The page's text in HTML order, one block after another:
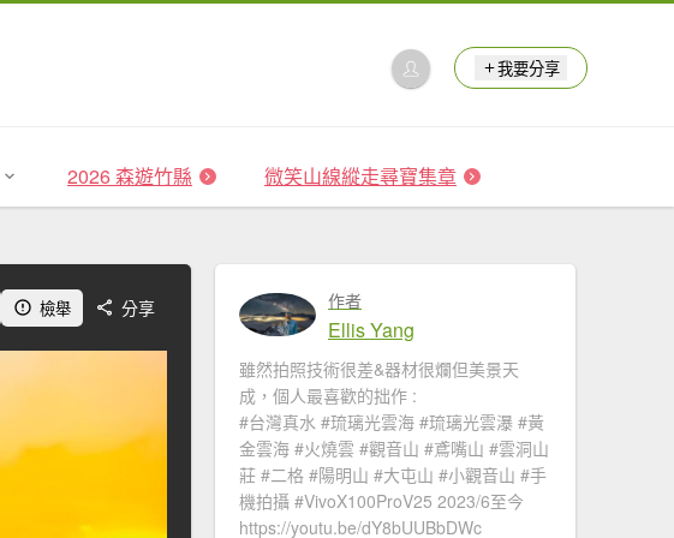
我要分享
2026 森遊竹縣 微笑山線縱走尋寶集章
檢舉 分享 作者
Ellis Yang
雖然拍照技術很差&器材很爛但美景天
成，個人最喜歡的拙作 :
#台灣真水 #琉璃光雲海​ #琉璃光雲瀑​​ #黃
金雲海 #火燒雲​ #觀音山​ #鳶嘴山 #雲洞山
莊 #二格​ #陽明山​ #大屯山 #小觀音山 #手
機拍攝 #VivoX100ProV25 2023/6至今
https://youtu.be/dY8bUUBbDWc